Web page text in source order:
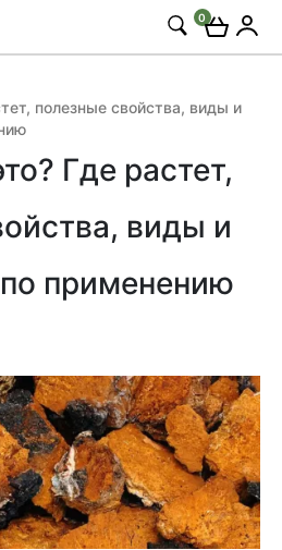
0
полезные свойства, виды и
Где растет,
виды и
применению